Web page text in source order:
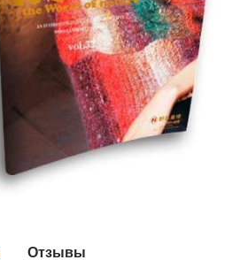
Отзывы